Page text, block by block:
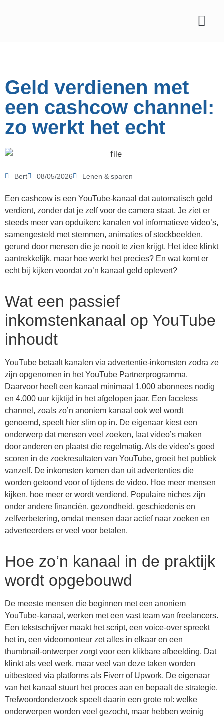
Geld verdienen met
een cashcow channel:
zo werkt het echt
Bert 08/05/2026 Lenen & sparen
Een cashcow is een YouTube-kanaal dat automatisch geld
verdient, zonder dat je zelf voor de camera staat. Je ziet er
steeds meer van opduiken: kanalen vol informatieve video’s,
samengesteld met stemmen, animaties of stockbeelden,
gerund door mensen die je nooit te zien krijgt. Het idee klinkt
aantrekkelijk, maar hoe werkt het precies? En wat komt er
echt bij kijken voordat zo’n kanaal geld oplevert?
Wat een passief
inkomstenkanaal op YouTube
inhoudt
YouTube betaalt kanalen via advertentie-inkomsten zodra ze
zijn opgenomen in het YouTube Partnerprogramma.
Daarvoor heeft een kanaal minimaal 1.000 abonnees nodig
en 4.000 uur kijktijd in het afgelopen jaar. Een faceless
channel, zoals zo’n anoniem kanaal ook wel wordt
genoemd, speelt hier slim op in. De eigenaar kiest een
onderwerp dat mensen veel zoeken, laat video’s maken
door anderen en plaatst die regelmatig. Als de video’s goed
scoren in de zoekresultaten van YouTube, groeit het publiek
vanzelf. De inkomsten komen dan uit advertenties die
worden getoond voor of tijdens de video. Hoe meer mensen
kijken, hoe meer er wordt verdiend. Populaire niches zijn
onder andere financiën, gezondheid, geschiedenis en
zelfverbetering, omdat mensen daar actief naar zoeken en
adverteerders er veel voor betalen.
Hoe zo’n kanaal in de praktijk
wordt opgebouwd
De meeste mensen die beginnen met een anoniem
YouTube-kanaal, werken met een vast team van freelancers.
Een tekstschrijver maakt het script, een voice-over spreekt
het in, een videomonteur zet alles in elkaar en een
thumbnail-ontwerper zorgt voor een klikbare afbeelding. Dat
klinkt als veel werk, maar veel van deze taken worden
uitbesteed via platforms als Fiverr of Upwork. De eigenaar
van het kanaal stuurt het proces aan en bepaalt de strategie.
Trefwoordonderzoek speelt daarin een grote rol: welke
onderwerpen worden veel gezocht, maar hebben weinig